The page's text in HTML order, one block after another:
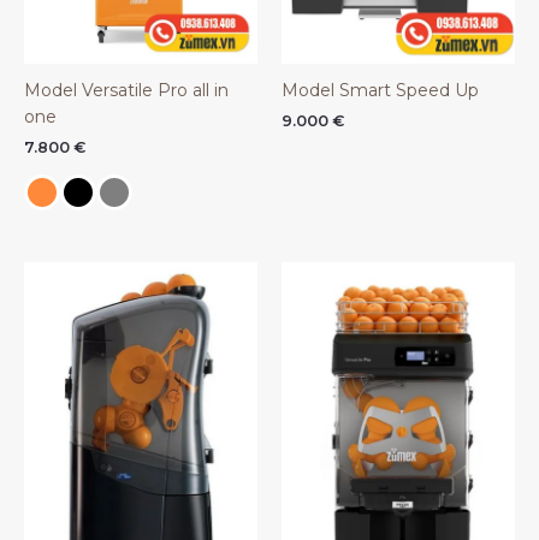
Model Versatile Pro all in
one
7.800 €
Model Smart Speed Up
9.000 €